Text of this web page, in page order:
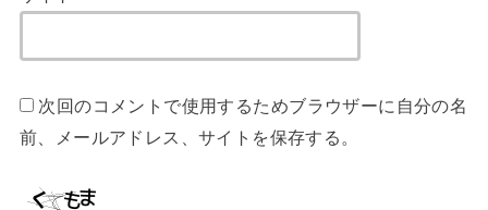
次回のコメントで使用するためブラウザーに自分の名
前、メールアドレス、サイトを保存する。